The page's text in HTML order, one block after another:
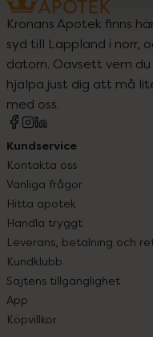
Kronans Apotek finns
syd till Lappland i norr,
datorn. Oavsett vem
hjälpa just dig att må
med oss.
Kundservice
Kontakta oss
Vanliga frågor
Hitta apotek
Handla tryggt
Leverans, betalning och
Kundklubb
Sajtens tillgänglighet
App
Köpvillkor